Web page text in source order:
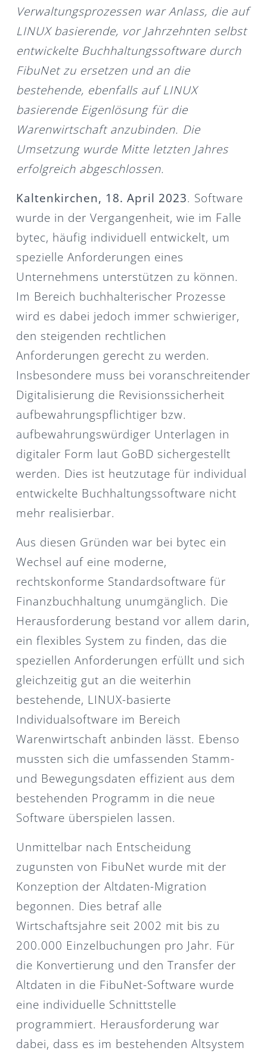
Verwaltungsprozessen war Anlass, die auf
LINUX basierende, vor Jahrzehnten selbst
entwickelte Buchhaltungssoftware durch
FibuNet zu ersetzen und an die
bestehende, ebenfalls auf LINUX
basierende Eigenlösung für die
Warenwirtschaft anzubinden. Die
Umsetzung wurde Mitte letzten Jahres
erfolgreich abgeschlossen.
Kaltenkirchen, 18. April 2023. Software
wurde in der Vergangenheit, wie im Falle
bytec, häufig individuell entwickelt, um
spezielle Anforderungen eines
Unternehmens unterstützen zu können.
Im Bereich buchhalterischer Prozesse
wird es dabei jedoch immer schwieriger,
den steigenden rechtlichen
Anforderungen gerecht zu werden.
Insbesondere muss bei voranschreitender
Digitalisierung die Revisionssicherheit
aufbewahrungspflichtiger bzw.
aufbewahrungswürdiger Unterlagen in
digitaler Form laut GoBD sichergestellt
werden. Dies ist heutzutage für individual
entwickelte Buchhaltungssoftware nicht
mehr realisierbar.
Aus diesen Gründen war bei bytec ein
Wechsel auf eine moderne,
rechtskonforme Standardsoftware für
Finanzbuchhaltung unumgänglich. Die
Herausforderung bestand vor allem darin,
ein flexibles System zu finden, das die
speziellen Anforderungen erfüllt und sich
gleichzeitig gut an die weiterhin
bestehende, LINUX-basierte
Individualsoftware im Bereich
Warenwirtschaft anbinden lässt. Ebenso
mussten sich die umfassenden Stamm-
und Bewegungsdaten effizient aus dem
bestehenden Programm in die neue
Software überspielen lassen.
Unmittelbar nach Entscheidung
zugunsten von FibuNet wurde mit der
Konzeption der Altdaten-Migration
begonnen. Dies betraf alle
Wirtschaftsjahre seit 2002 mit bis zu
200.000 Einzelbuchungen pro Jahr. Für
die Konvertierung und den Transfer der
Altdaten in die FibuNet-Software wurde
eine individuelle Schnittstelle
programmiert. Herausforderung war
dabei, dass es im bestehenden Altsystem